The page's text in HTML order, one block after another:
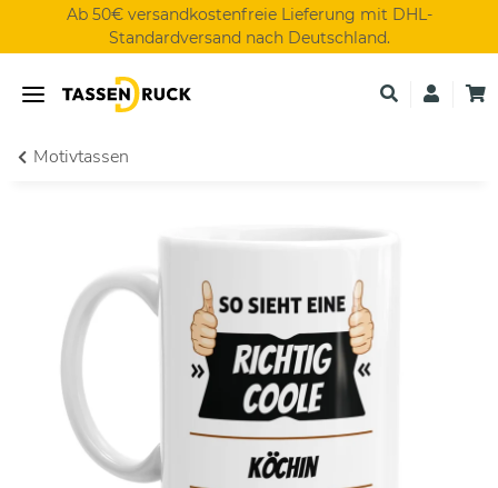
Ab 50€ versandkostenfreie Lieferung mit DHL-
Standardversand nach Deutschland.
Motivtassen